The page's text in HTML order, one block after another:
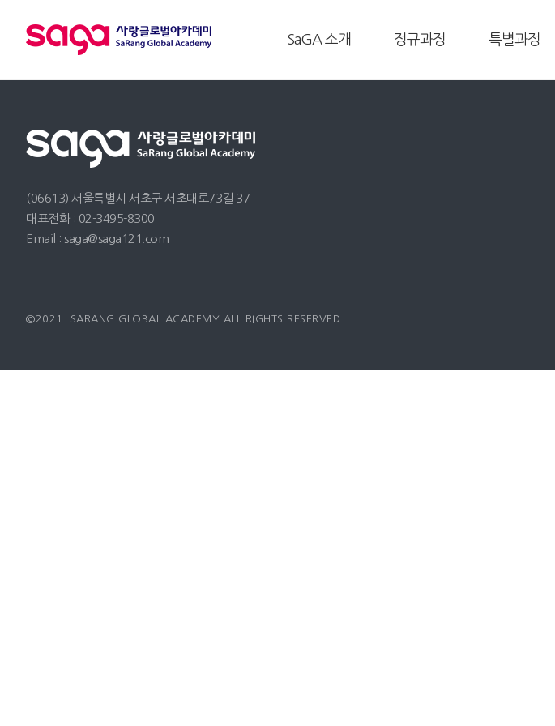
SaGA 소개 정규과정 특별과정
(06613) 서울특별시 서초구 서초대로73길 37
대표전화 : 02-3495-8300
Email : saga@saga121.com
©2021. SARANG GLOBAL ACADEMY ALL RIGHTS RESERVED